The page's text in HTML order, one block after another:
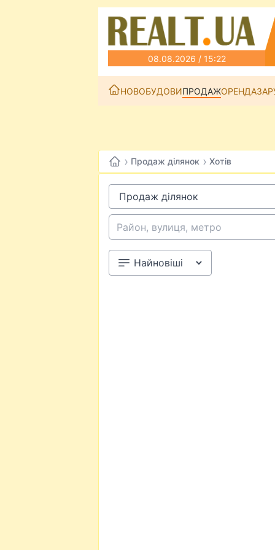
08.08.2026 / 15:22
НОВОБУДОВИПРОДАЖОРЕНДА
› Продаж ділянок › Хотів